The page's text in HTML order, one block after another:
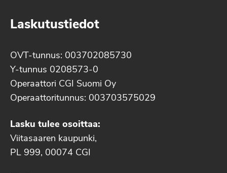
Laskutustiedot
OVT-tunnus: 003702085730
Y-tunnus 0208573-0
Operaattori CGI Suomi Oy
Operaattoritunnus: 003703575029
Lasku tulee osoittaa:
Viitasaaren kaupunki,
PL 999, 00074 CGI